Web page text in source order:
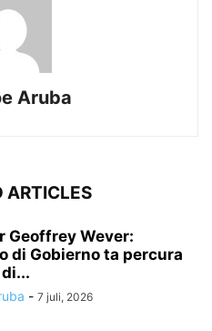
Aruba
ARTICLES
Geoffrey Wever:
di Gobierno ta percura
- 7 juli, 2026